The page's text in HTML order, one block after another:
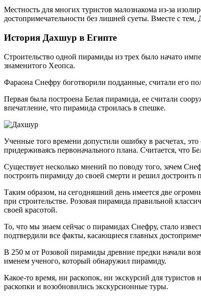
Местность для многих туристов малознакома из-за
достопримечательности без лишней суеты. Вместе с
История Дахшур в Египте
Строительство одной пирамиды из трех было начато
знаменитого Хеопса.
Фараона Снефру боготворили подданные, считали его
Первая была построена Белая пирамида, ее считали
впечатление, что пирамида строилась в спешке.
Ученные того времени допустили ошибку в расчетах,
придерживаясь первоначального плана. Считается, что
Существует несколько мнений по поводу того, зачем
построить пирамиду до своей смерти и решил
Таким образом, на сегодняшний день имеется две
при строительстве. Розовая пирамида правильной
своей красотой.
То, что мы знаем сейчас о пирамидах Снефру, стало
подтвердили все факты, касающиеся главных
В 250 м от Розовой пирамиды древние предки начали
именем ученого, который обнаружил пирамиду.
Какое-то время, ни раскопок, ни экскурсий для
раскопки и возобновились экскурсионные туры.